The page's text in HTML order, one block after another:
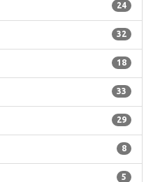
24
32
18
33
29
8
5